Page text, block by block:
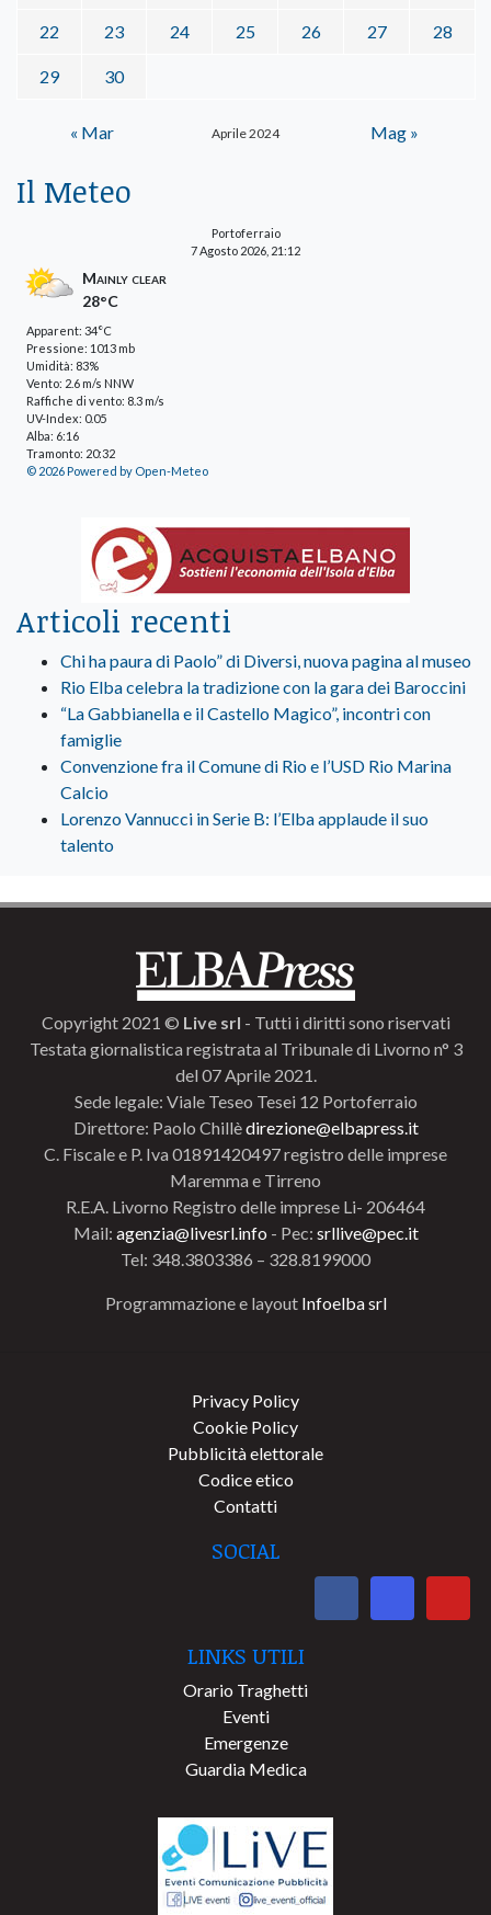
Aprile 2024
22 23 24 25 26 27 28
29 30
« Mar Mag »
Il Meteo
Portoferraio
7 Agosto 2026, 21:12
Mainly clear
28°C
Apparent: 34°C
Pressione: 1013 mb
Umidità: 83%
Vento: 2.6 m/s NNW
Raffiche di vento: 8.3 m/s
UV-Index: 0.05
Alba: 6:16
Tramonto: 20:32
© 2026 Powered by Open-Meteo
Articoli recenti
Chi ha paura di Paolo” di Diversi, nuova pagina al museo
Rio Elba celebra la tradizione con la gara dei Baroccini
“La Gabbianella e il Castello Magico”, incontri con
famiglie
Convenzione fra il Comune di Rio e l’USD Rio Marina
Calcio
Lorenzo Vannucci in Serie B: l’Elba applaude il suo
talento
Copyright 2021 © Live srl - Tutti i diritti sono riservati
Testata giornalistica registrata al Tribunale di Livorno n° 3
del 07 Aprile 2021.
Sede legale: Viale Teseo Tesei 12 Portoferraio
Direttore: Paolo Chillèdirezione@elbapress.it
C. Fiscale e P. Iva 01891420497 registro delle imprese
Maremma e Tirreno
R.E.A. Livorno Registro delle imprese Li- 206464
Mail: agenzia@livesrl.info - Pec: srllive@pec.it
Tel: 348.3803386 – 328.8199000
Programmazione e layout Infoelba srl
Privacy Policy
Cookie Policy
Pubblicità elettorale
Codice etico
Contatti
SOCIAL
LINKS UTILI
Orario Traghetti
Eventi
Emergenze
Guardia Medica